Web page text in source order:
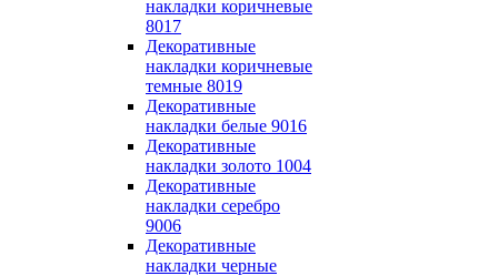
накладки коричневые
8017
Декоративные
накладки коричневые
темные 8019
Декоративные
накладки белые 9016
Декоративные
накладки золото 1004
Декоративные
накладки серебро
9006
Декоративные
накладки черные